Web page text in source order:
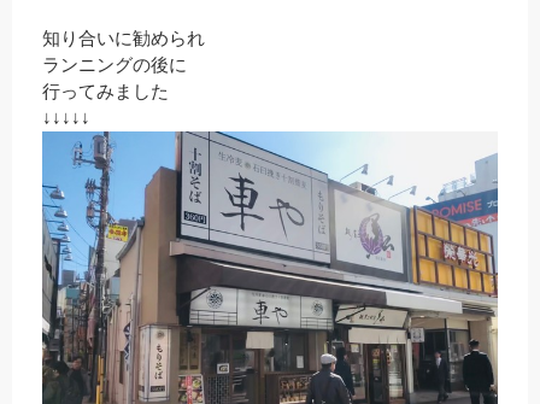
知り合いに勧められ
ランニングの後に
行ってみました
↓↓↓↓↓